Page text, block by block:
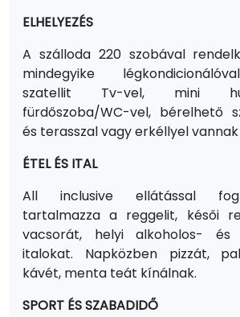
ELHELYEZÉS
A szálloda 220 szobával
mindegyike
szatellit Tv-vel, mini
fürdőszoba/WC-vel, bérelhető
és terasszal vagy erkéllyel
ÉTEL ÉS ITAL
All inclusive ellátással
tartalmazza a reggelit, késői
vacsorát, helyi alkoholos- és
italokat. Napközben pizzát,
kávét, menta teát kínálnak.
SPORT ÉS SZABADIDŐ